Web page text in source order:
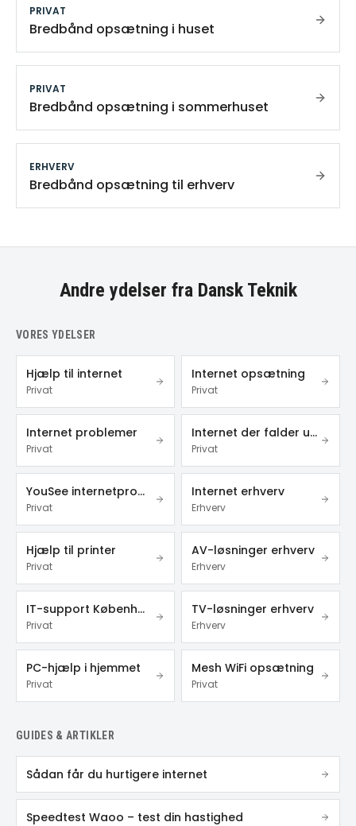
PRIVAT
Bredbånd opsætning i huset
PRIVAT
Bredbånd opsætning i sommerhuset
ERHVERV
Bredbånd opsætning til erhverv
Andre ydelser fra Dansk Teknik
VORES YDELSER
Hjælp til internet
Privat
Internet opsætning
Privat
Internet problemer
Privat
Internet der falder ud
Privat
YouSee internetproblemer
Privat
Internet erhverv
Erhverv
Hjælp til printer
Privat
AV-løsninger erhverv
Erhverv
IT-support København
Privat
TV-løsninger erhverv
Erhverv
PC-hjælp i hjemmet
Privat
Mesh WiFi opsætning
Privat
GUIDES & ARTIKLER
Sådan får du hurtigere internet
Speedtest Waoo – test din hastighed